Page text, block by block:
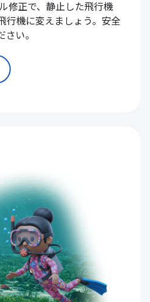
修正で、静止した飛行機
行機に変えましょう。安全
い。